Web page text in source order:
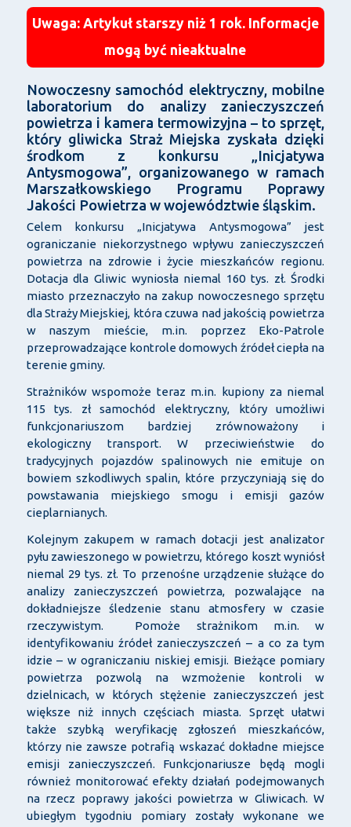
Uwaga: Artykuł starszy niż 1 rok. Informacje
mogą być nieaktualne
Nowoczesny samochód elektryczny, mobilne
laboratorium do analizy zanieczyszczeń
powietrza i kamera termowizyjna – to sprzęt,
który gliwicka Straż Miejska zyskała dzięki
środkom z konkursu „Inicjatywa
Antysmogowa”, organizowanego w ramach
Marszałkowskiego Programu Poprawy
Jakości Powietrza w województwie śląskim.
Celem konkursu „Inicjatywa Antysmogowa” jest
ograniczanie niekorzystnego wpływu zanieczyszczeń
powietrza na zdrowie i życie mieszkańców regionu.
Dotacja dla Gliwic wyniosła niemal 160 tys. zł. Środki
miasto przeznaczyło na zakup nowoczesnego sprzętu
dla Straży Miejskiej, która czuwa nad jakością powietrza
w naszym mieście, m.in. poprzez Eko-Patrole
przeprowadzające kontrole domowych źródeł ciepła na
terenie gminy.
Strażników wspomoże teraz m.in. kupiony za niemal
115 tys. zł samochód elektryczny, który umożliwi
funkcjonariuszom bardziej zrównoważony i
ekologiczny transport. W przeciwieństwie do
tradycyjnych pojazdów spalinowych nie emituje on
bowiem szkodliwych spalin, które przyczyniają się do
powstawania miejskiego smogu i emisji gazów
cieplarnianych.
Kolejnym zakupem w ramach dotacji jest analizator
pyłu zawieszonego w powietrzu, którego koszt wyniósł
niemal 29 tys. zł. To przenośne urządzenie służące do
analizy zanieczyszczeń powietrza, pozwalające na
dokładniejsze śledzenie stanu atmosfery w czasie
rzeczywistym. Pomoże strażnikom m.in. w
identyfikowaniu źródeł zanieczyszczeń – a co za tym
idzie – w ograniczaniu niskiej emisji. Bieżące pomiary
powietrza pozwolą na wzmożenie kontroli w
dzielnicach, w których stężenie zanieczyszczeń jest
większe niż innych częściach miasta. Sprzęt ułatwi
także szybką weryfikację zgłoszeń mieszkańców,
którzy nie zawsze potrafią wskazać dokładne miejsce
emisji zanieczyszczeń. Funkcjonariusze będą mogli
również monitorować efekty działań podejmowanych
na rzecz poprawy jakości powietrza w Gliwicach. W
ubiegłym tygodniu pomiary zostały wykonane we